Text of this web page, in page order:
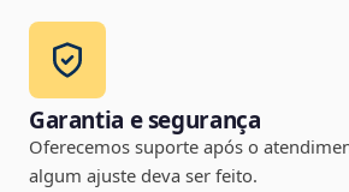
Garantia e segurança
Oferecemos suporte após o
algum ajuste deva ser feito.